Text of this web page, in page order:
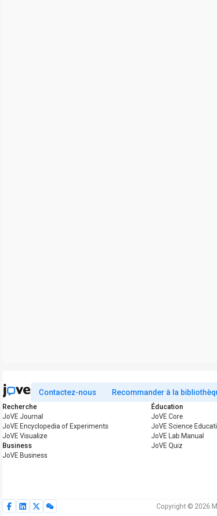
Contactez-nous Recommander à la
Recherche
JoVE Journal
JoVE Encyclopedia of Experiments
JoVE Visualize
Business
JoVE Business
Éducation
JoVE Core
JoVE Science
JoVE Lab Manual
JoVE Quiz
Copyright © 2026